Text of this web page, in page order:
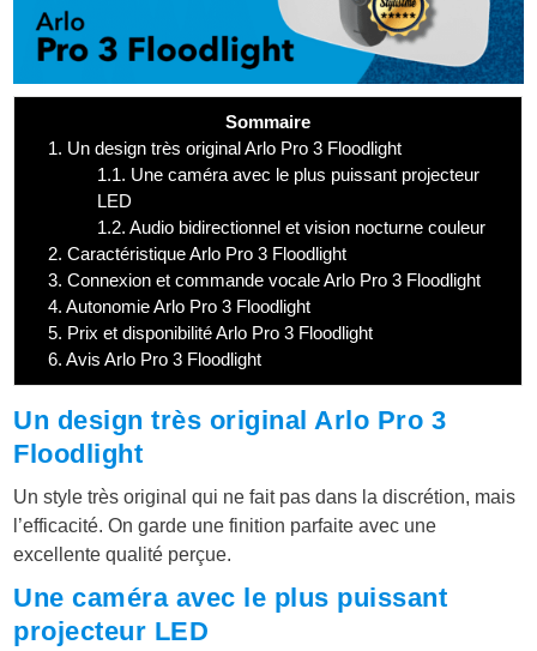
Sommaire
1. Un design très original Arlo Pro 3 Floodlight
1.1. Une caméra avec le plus puissant projecteur
LED
1.2. Audio bidirectionnel et vision nocturne couleur
2. Caractéristique Arlo Pro 3 Floodlight
3. Connexion et commande vocale Arlo Pro 3 Floodlight
4. Autonomie Arlo Pro 3 Floodlight
5. Prix et disponibilité Arlo Pro 3 Floodlight
6. Avis Arlo Pro 3 Floodlight
Un design très original Arlo Pro 3
Floodlight
Un style très original qui ne fait pas dans la discrétion, mais
l’efficacité. On garde une finition parfaite avec une
excellente qualité perçue.
Une caméra avec le plus puissant
projecteur LED